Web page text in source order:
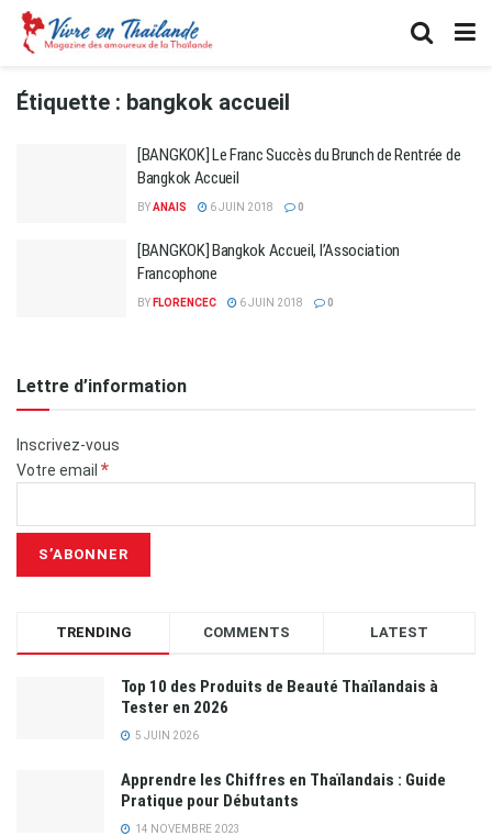
Étiquette : bangkok accueil
[BANGKOK] Le Franc Succès du Brunch de Rentrée de
Bangkok Accueil
BYANAIS 6 JUIN 2018 0
[BANGKOK] Bangkok Accueil, l’Association
Francophone
BY FLORENCEC 6 JUIN 2018 0
Lettre d’information
Inscrivez-vous
Votre email *
TRENDING COMMENTS LATEST
Top 10 des Produits de Beauté Thaïlandais à
Tester en 2026
5 JUIN 2026
Apprendre les Chiffres en Thaïlandais : Guide
Pratique pour Débutants
14 NOVEMBRE 2023